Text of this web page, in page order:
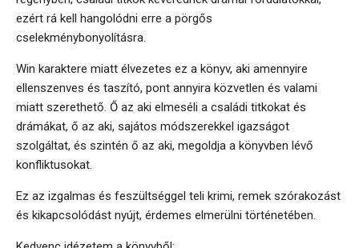
ezért rá kell hangolódni erre a pörgős
cselekménybonyolításra.
Win karaktere miatt élvezetes ez a könyv, aki amennyire
ellenszenves és taszító, pont annyira közvetlen és valami
miatt szerethető. Ő az aki elmeséli a családi titkokat és
drámákat, ő az aki, sajátos módszerekkel igazságot
szolgáltat, és szintén ő az aki, megoldja a könyvben lévő
konfliktusokat.
Ez az izgalmas és feszültséggel teli krimi, remek szórakozást
és kikapcsolódást nyújt, érdemes elmerülni történetében.